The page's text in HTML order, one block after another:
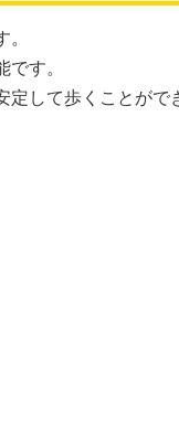
す。
定して歩くことがで